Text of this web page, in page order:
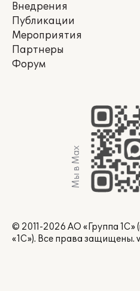
Внедрения
Публикации
Мероприятия
Партнеры
Форум
Мы в Max
© 2011-2026 АО «Группа
«1С»). Все права защищены.